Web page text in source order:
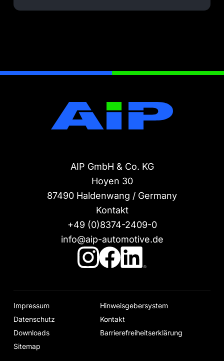
AIP GmbH & Co. KG
Hoyen 30
87490 Haldenwang / Germany
Kontakt
+49 (0)8374-2409-0
info@aip-automotive.de
Impressum
Hinweisgebersystem
Datenschutz
Kontakt
Downloads
Barrierefreiheitserklärung
Sitemap